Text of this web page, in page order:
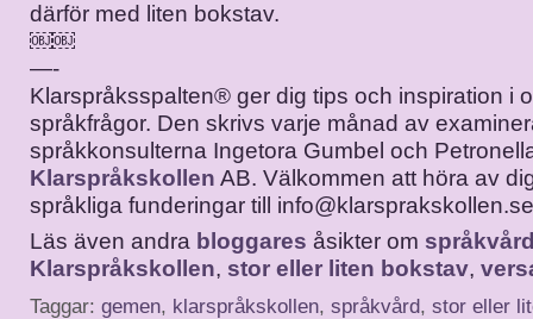
därför med liten bokstav.
￼￼
—-
Klarspråksspalten® ger dig tips och inspiration i
språkfrågor. Den skrivs varje månad av
språkkonsulterna Ingetora Gumbel och
Klarspråkskollen AB. Välkommen att höra av
språkliga funderingar till
Läs även andra bloggares åsikter om
Klarspråkskollen, stor eller liten bokstav,
Taggar: gemen, klarspråkskollen, språkvård, stor eller